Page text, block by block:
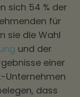
sich 54 % der
für
sie die Wahl
und der
einer
Unternehmen
dass